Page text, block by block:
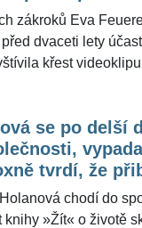
zákroků Eva
dvaceti lety
křest
odhalovala Evino
že počet zákroků
Pro
že takzvaně
se po delší
tvrdí, že
chodí do
knihy »Žít« o životě